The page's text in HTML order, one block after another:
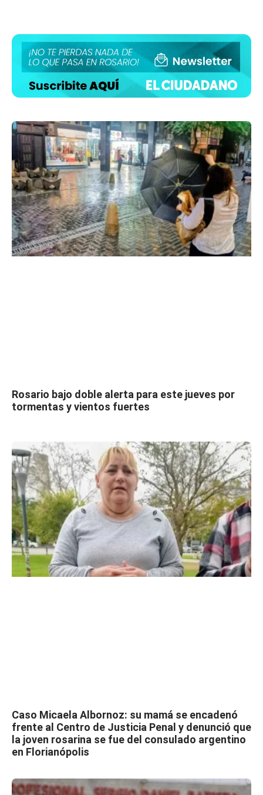
Rosario bajo doble alerta para este jueves por
tormentas y vientos fuertes
Caso Micaela Albornoz: su mamá se encadenó
frente al Centro de Justicia Penal y denunció que
la joven rosarina se fue del consulado argentino
en Florianópolis